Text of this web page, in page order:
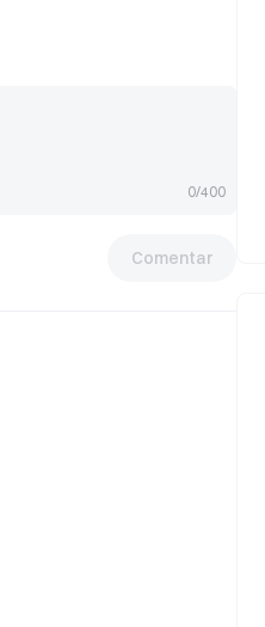
0/400
Comentar